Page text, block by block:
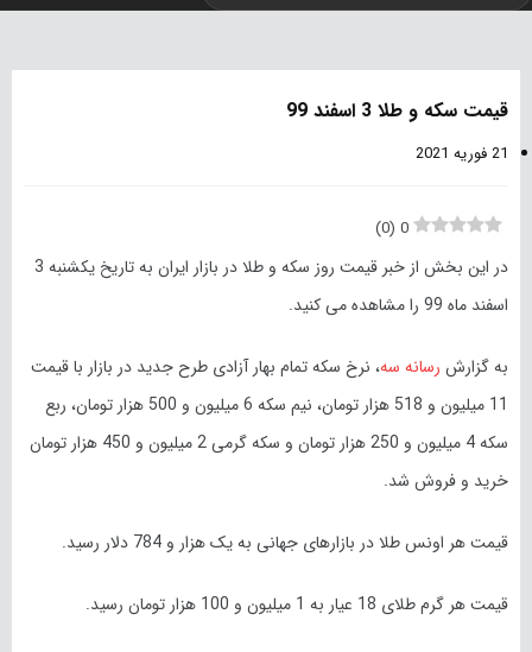
قیمت سکه و طلا 3 اسفند 99
21 فوریه 2021
0
(
0
)
در این بخش از خبر قیمت روز سکه و طلا در بازار ایران به تاریخ یکشنبه 3
اسفند ماه 99 را مشاهده می کنید.
به گزارش رسانه سه، نرخ سکه تمام بهار آزادی طرح جدید در بازار با قیمت
11 میلیون و 518 هزار تومان، نیم سکه 6 میلیون و 500 هزار تومان، ربع
سکه 4 میلیون و 250 هزار تومان و سکه گرمی 2 میلیون و 450 هزار تومان
خرید و فروش شد.
قیمت هر اونس طلا در بازارهای جهانی به یک هزار و 784 دلار رسید.
قیمت هر گرم طلای 18 عیار به 1 میلیون و 100 هزار تومان رسید.